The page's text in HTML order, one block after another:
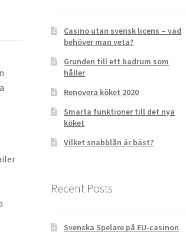
Casino utan svensk licens – vad
behöver man veta?
Grunden till ett badrum som
håller
Renovera köket 2020
Smarta funktioner till det nya
köket
Vilket snabblån är bäst?
Recent Posts
Svenska Spelare på EU-casinon